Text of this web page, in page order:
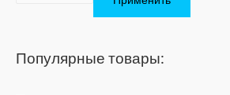
Популярные товары: